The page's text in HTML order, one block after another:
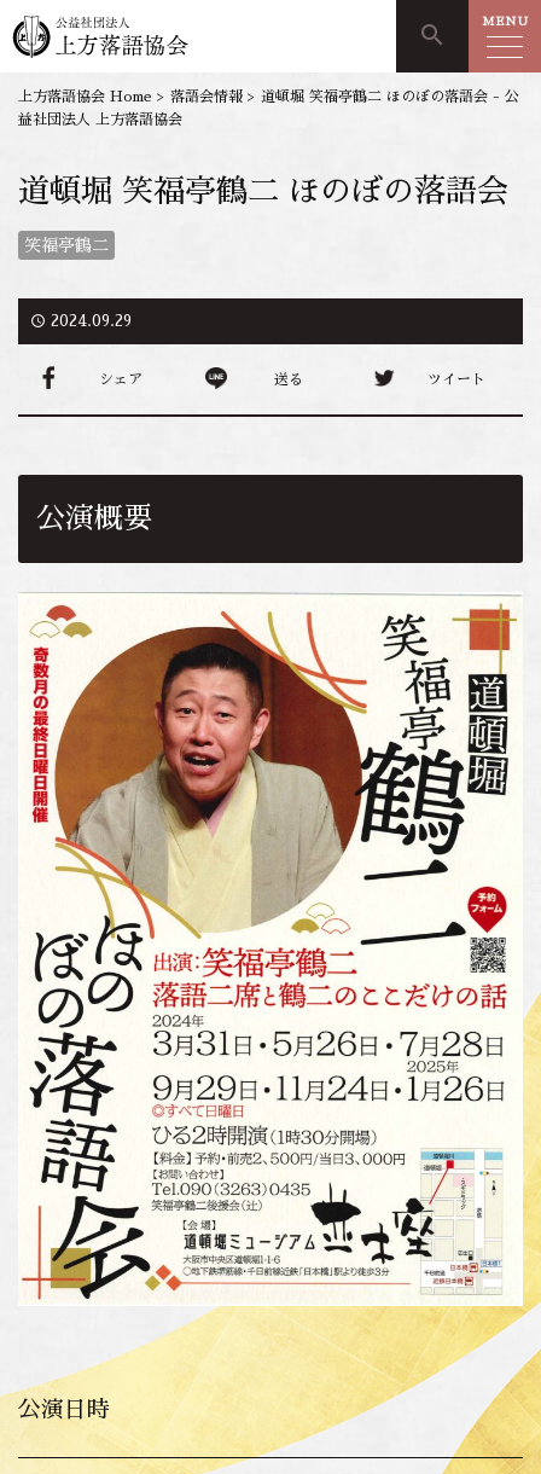
search MENU
上方落語協会 Home > 落語会情報 > 道頓堀 笑福亭鶴二 ほのぼの落語会 - 公
益社団法人 上方落語協会
道頓堀 笑福亭鶴二 ほのぼの落語会
笑福亭鶴二
access_time 2024.09.29
シェア 送る ツイート
公演概要
公演日時